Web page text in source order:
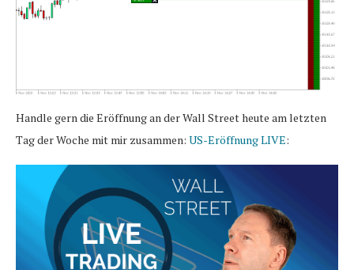
Handle gern die Eröffnung an der Wall Street heute am letzten
Tag der Woche mit mir zusammen: US-Eröffnung LIVE: